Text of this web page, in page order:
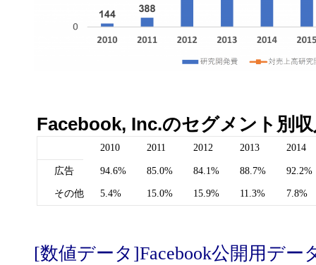
Facebook, Inc.のセグメント別収
2010 2011 2012 2013 2014
広告 94.6% 85.0% 84.1% 88.7% 92.2%
その他 5.4% 15.0% 15.9% 11.3% 7.8%
[数値データ]Facebook公開用デー